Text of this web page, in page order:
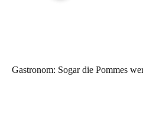
Gastronom: Sogar die Pommes